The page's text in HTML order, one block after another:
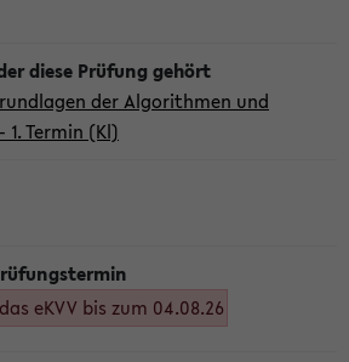
der Algorithmen und
Termin (Kl)
eKVV bis zum 04.08.26